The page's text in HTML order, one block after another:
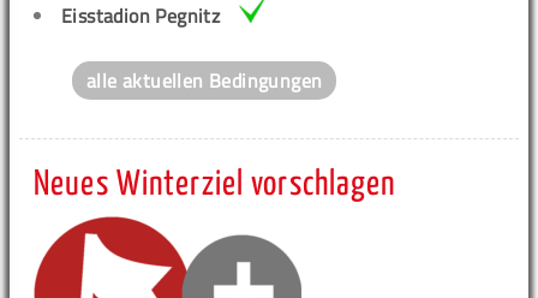
Eisstadion Pegnitz
alle aktuellen Bedingungen
Neues Winterziel vorschlagen